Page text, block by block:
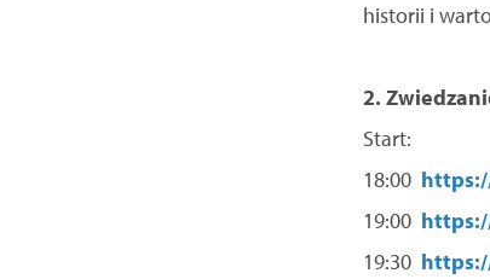
historii i
2.
Start:
18:00
19:00
19:30